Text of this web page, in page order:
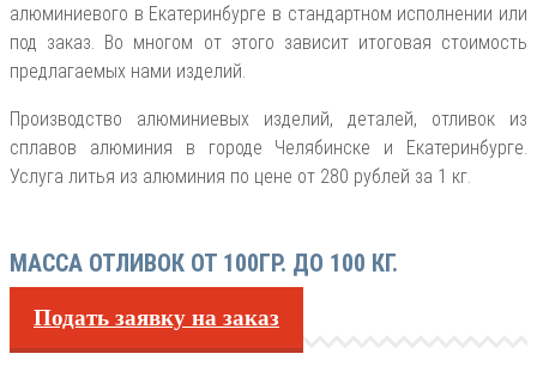
алюминиевого в Екатеринбурге в стандартном исполнении или
под заказ. Во многом от этого зависит итоговая стоимость
предлагаемых нами изделий.
Производство алюминиевых изделий, деталей, отливок из
сплавов алюминия в городе Челябинске и Екатеринбурге.
Услуга литья из алюминия по цене от 280 рублей за 1 кг.
МАССА ОТЛИВОК ОТ 100ГР. ДО 100 КГ.
Подать заявку на заказ